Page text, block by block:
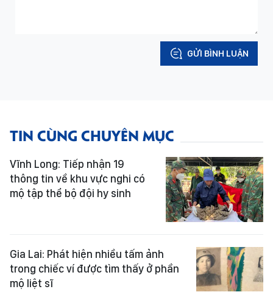
GỬI BÌNH LUẬN
TIN CÙNG CHUYÊN MỤC
Vĩnh Long: Tiếp nhận 19
thông tin về khu vực nghi có
mộ tập thể bộ đội hy sinh
Gia Lai: Phát hiện nhiều tấm ảnh
trong chiếc ví được tìm thấy ở phần
mộ liệt sĩ